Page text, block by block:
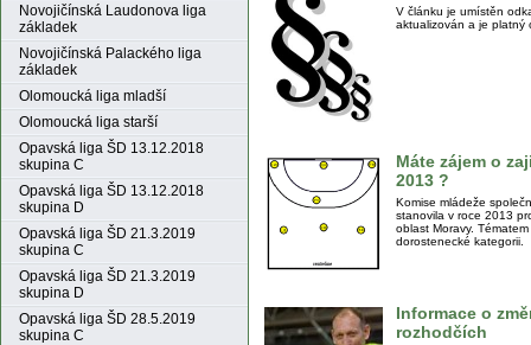
Novojičínská Laudonova liga
základek
Novojičínská Palackého liga
základek
Olomoucká liga mladší
Olomoucká liga starší
Opavská liga ŠD 13.12.2018
skupina C
Opavská liga ŠD 13.12.2018
skupina D
Opavská liga ŠD 21.3.2019
skupina C
Opavská liga ŠD 21.3.2019
skupina D
Opavská liga ŠD 28.5.2019
skupina C
V článku je umístěn
aktualizován a je platný
Máte zájem o
2013 ?
Komise mládeže
stanovila v roce 2013
oblast Moravy.
dorostenecké kategorii.
Informace o
rozhodčích